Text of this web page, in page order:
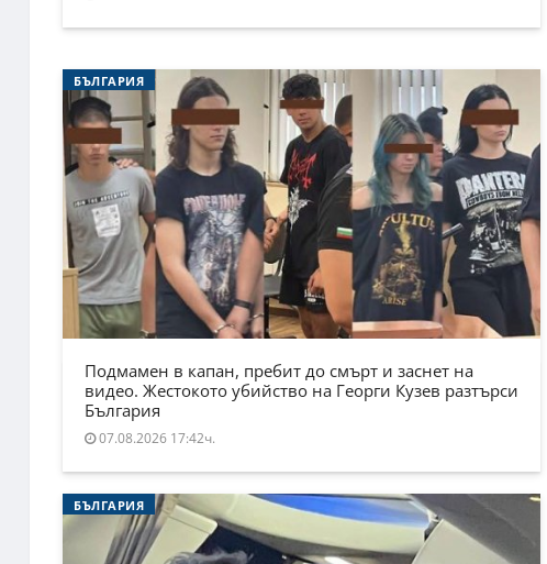
БЪЛГАРИЯ
Подмамен в капан, пребит до смърт и заснет на
видео. Жестокото убийство на Георги Кузев разтърси
България
07.08.2026 17:42ч.
БЪЛГАРИЯ